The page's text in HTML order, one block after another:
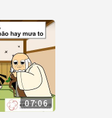
07:06